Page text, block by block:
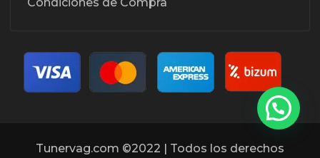
Tunervag.com ©2022 | Todos los derechos